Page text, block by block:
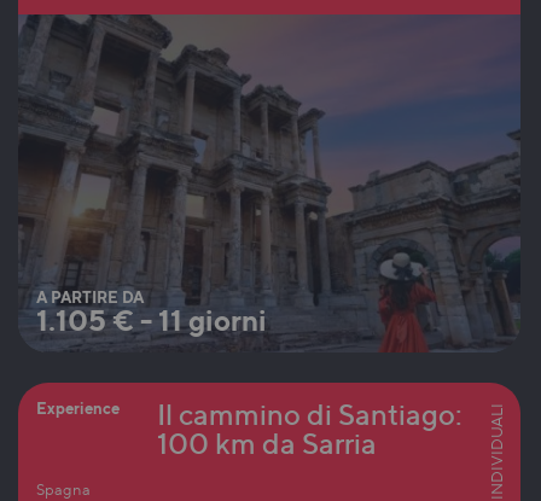
A PARTIRE DA
1.105€ - 11 giorni
Experience
Spagna
Il cammino di Santiago:
100 km da Sarria
INDIVIDUALI